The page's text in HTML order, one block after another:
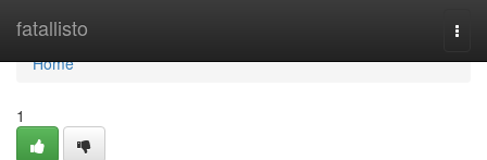
fatallisto
Home
Home
1